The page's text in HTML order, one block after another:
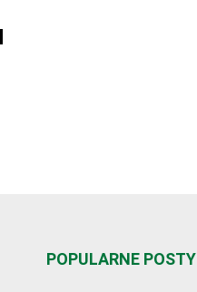
POPULARNE POSTY